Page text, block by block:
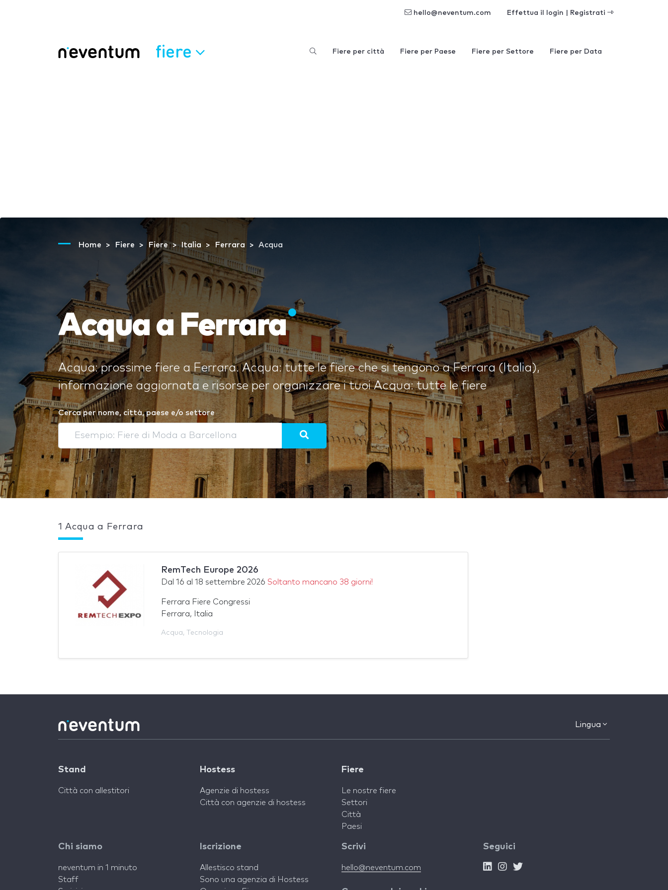
hello@neventum.com Effettua il login | Registrati
fiere Fiere per città Fiere per Paese Fiere per Settore Fiere per Data
Home Fiere Fiere Italia Ferrara Acqua
Acqua a Ferrara
Acqua: prossime fiere a Ferrara. Acqua: tutte le fiere che si tengono a Ferrara (Italia),
informazione aggiornata e risorse per organizzare i tuoi Acqua: tutte le fiere
Cerca per nome, città, paese e/o settore
1 Acqua a Ferrara
RemTech Europe 2026
Dal 16 al 18 settembre 2026 Soltanto mancano 38 giorni!
Ferrara Fiere Congressi
Ferrara, Italia
Acqua, Tecnologia
Lingua
Stand
Città con allestitori
Hostess
Agenzie di hostess
Città con agenzie di hostess
Fiere
Le nostre fiere
Settori
Città
Paesi
Chi siamo
neventum in 1 minuto
Staff
Iscrizione
Allestisco stand
Sono una agenzia di Hostess
Scrivi
hello@neventum.com
Seguici